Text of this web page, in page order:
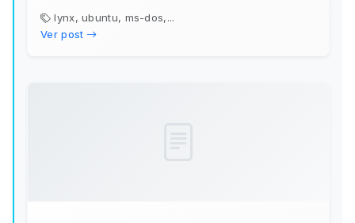
lynx, ubuntu, ms-dos,...
Ver post